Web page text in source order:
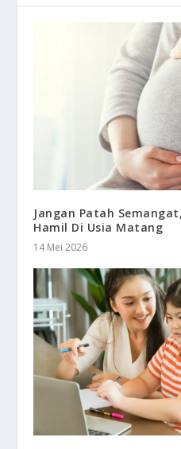
Jangan Patah
Hamil Di Usia Matang
14 Mei 2026